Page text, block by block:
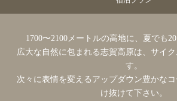
1700〜2100メートルの高地に、夏でも
広大な自然に包まれる志賀高原は、サイ
す。
次々に表情を変えるアップダウン豊かな
け抜けて下さい。